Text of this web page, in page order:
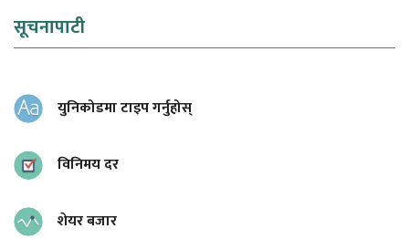
सूचनापाटी
युनिकोडमा टाइप गर्नुहोस्
विनिमय दर
शेयर बजार